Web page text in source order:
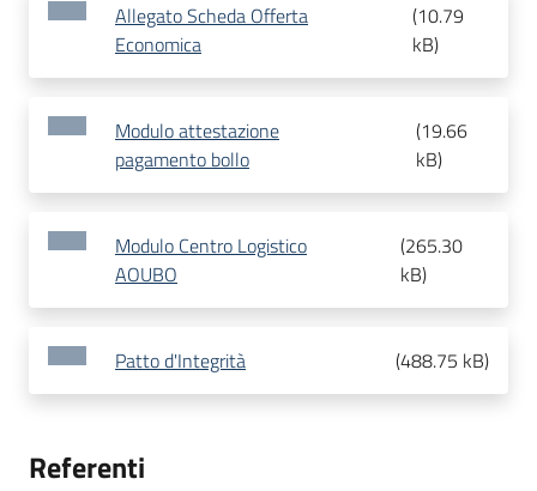
Allegato Scheda Offerta
Economica
(10.79
kB)
Modulo attestazione
pagamento bollo
(19.66
kB)
Modulo Centro Logistico
AOUBO
(265.30
kB)
Patto d'Integrità (488.75 kB)
Referenti